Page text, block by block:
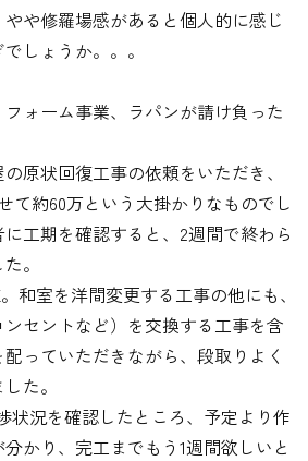
や修羅場感があると個人的に感じ
しょうか。。。
ォーム事業、ラパンが請け負った
原状回復工事の依頼をいただき、
て約60万という大掛かりなものでし
工期を確認すると、2週間で終わら
。
和室を洋間変更する工事の他にも、
セントなど）を交換する工事を含
っていただきながら、段取りよく
た。
状況を確認したところ、予定より作
かり、完工までもう1週間欲しいと